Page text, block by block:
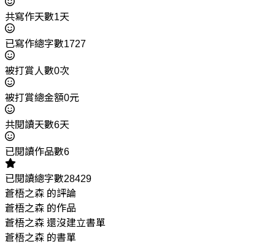
共寫作天數1天
已寫作總字數1727
被打賞人數0次
被打賞總金額0元
共閱讀天數6天
已閱讀作品數6
已閱讀總字數28429
蒼梧之森 的評論
蒼梧之森 的作品
蒼梧之森 還沒建立書單
蒼梧之森 的書單